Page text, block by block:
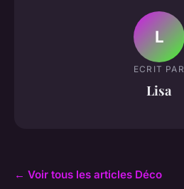
L
ECRIT PAR
Lisa
← Voir tous les articles Déco